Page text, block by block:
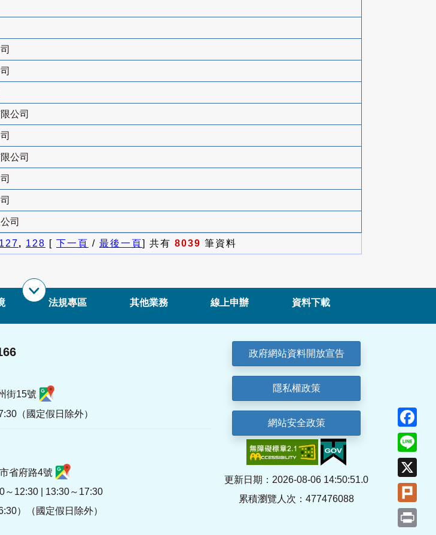
公司
公司
司
127, 128 [ 下一頁 / 最後一頁] 共有 8039 筆資料
法規專區 其他業務 線上申辦 資料下載
街15號
（國定假日除外）
省府路4號
12:30 | 13:30～17:30
）（國定假日除外）
政府網站資料開放宣告
隱私權政策
網站安全政策
更新日期：2026-08-06 14:50:51.0
累積瀏覽人次：477476088